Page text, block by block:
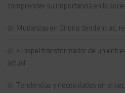
comprender su importancia en la
Mudanzas en Girona: tendencias,
El papel transformador de un
actual
Tendencias y necesidades en el